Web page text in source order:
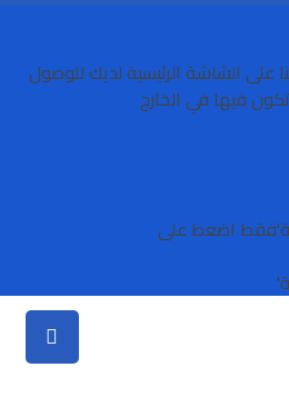
على الشاشة الرئيسية لديك للوصول
فيها في الخارج
فقط اضغط على